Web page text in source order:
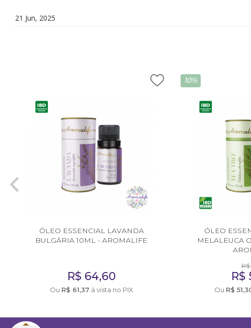
Flaconete Rosca 15
Diversos
Livros diversos
Respira Plus e Lota
Cursos
21 Jun, 2025
ÓLEO ESSENCIAL LAVANDA
BULGÁRIA 10ML - AROMALIFE
R$ 64,60
Ou R$ 61,37 à vista no PIX
10%
ÓLEO
MELALEUCA
R$
R$
Ou R$